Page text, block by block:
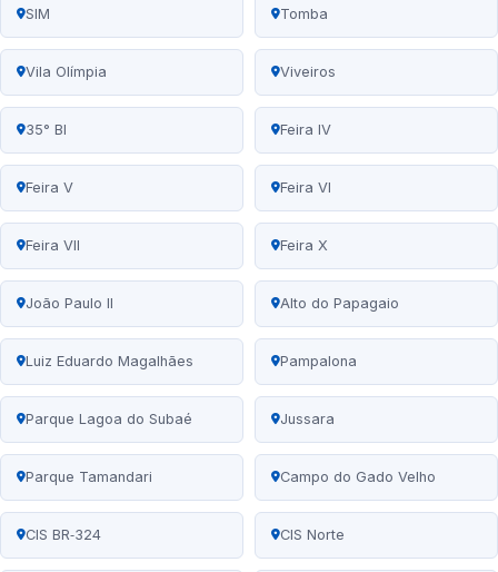
SIM Tomba
Vila Olímpia Viveiros
35° BI Feira IV
Feira V Feira VI
Feira VII Feira X
João Paulo II Alto do Papagaio
Luiz Eduardo Magalhães Pampalona
Parque Lagoa do Subaé Jussara
Parque Tamandari Campo do Gado Velho
CIS BR‑324 CIS Norte